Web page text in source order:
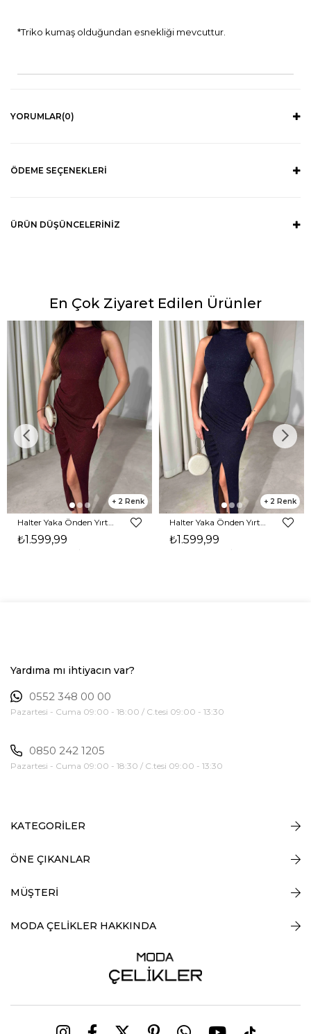
*Triko kumaş olduğundan esnekliği mevcuttur.
YORUMLAR(0)
ÖDEME SEÇENEKLERI
ÜRÜN DÜŞÜNCELERINIZ
En Çok Ziyaret Edilen Ürünler
2
Halter Yaka Önden Yırtmaçlı Midi Boy Bordo Hasre Kadın Elbise 26Y502
₺1.599,99
2
Halter Yaka Önden Yırtmaçlı Midi Boy Lacivert Hasre Kadın Elbise 26Y502
₺1.599,99
Yardıma mı ihtiyacın var?
0552 348 00 00
Pazartesi - Cuma 09:00 - 18:00 / C.tesi 09:00 - 13:30
0850 242 1205
Pazartesi - Cuma 09:00 - 18:30 / C.tesi 09:00 - 13:30
KATEGORİLER
ÖNE ÇIKANLAR
MÜŞTERİ
MODA ÇELİKLER HAKKINDA